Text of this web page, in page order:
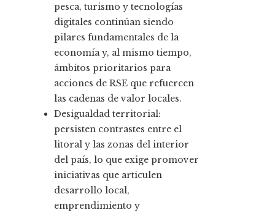
pesca, turismo y tecnologías
digitales continúan siendo
pilares fundamentales de la
economía y, al mismo tiempo,
ámbitos prioritarios para
acciones de RSE que refuercen
las cadenas de valor locales.
Desigualdad territorial:
persisten contrastes entre el
litoral y las zonas del interior
del país, lo que exige promover
iniciativas que articulen
desarrollo local,
emprendimiento y